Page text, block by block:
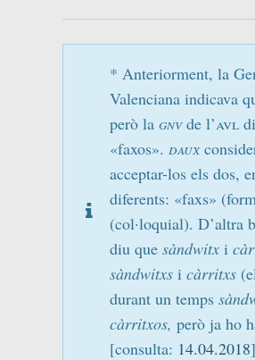
* Anteriorment, la
Valenciana indicava
però la gnvde l’avl
«faxos». daux
acceptar-los els dos,
diferents: «faxs»
(col·loquial). D’altra
diu que sàndwitxi
sàndwitxsi càrritxs
durant un temps
càrritxos, però ja ho
[consulta: 14.04.2018